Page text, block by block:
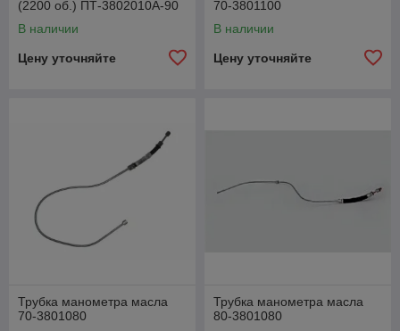
(2200 об.) ПТ-3802010А-90
В наличии
Цену уточняйте
70-3801100
В наличии
Цену уточняйте
Трубка манометра масла
70-3801080
Трубка манометра масла
80-3801080